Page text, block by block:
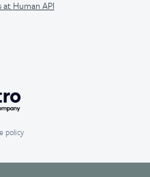
at Human API
policy